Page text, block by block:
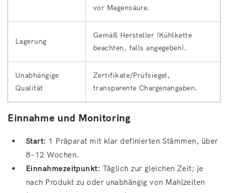
vor Magensäure.
Lagerung
Gemäß Hersteller (Kühlkette
beachten, falls angegeben).
Unabhängige
Qualität
Zertifikate/Prüfsiegel,
transparente Chargenangaben.
Einnahme und Monitoring
Start: 1 Präparat mit klar definierten Stämmen, über
8–12 Wochen.
Einnahmezeitpunkt: Täglich zur gleichen Zeit; je
nach Produkt zu oder unabhängig von Mahlzeiten